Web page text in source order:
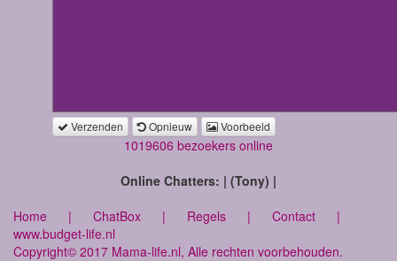
Verzenden Opnieuw Voorbeeld
1019606 bezoekers online
Online Chatters: | (Tony) |
Home | ChatBox | Regels | Contact |
www.budget-life.nl
Copyright© 2017 Mama-life.nl, Alle rechten voorbehouden.